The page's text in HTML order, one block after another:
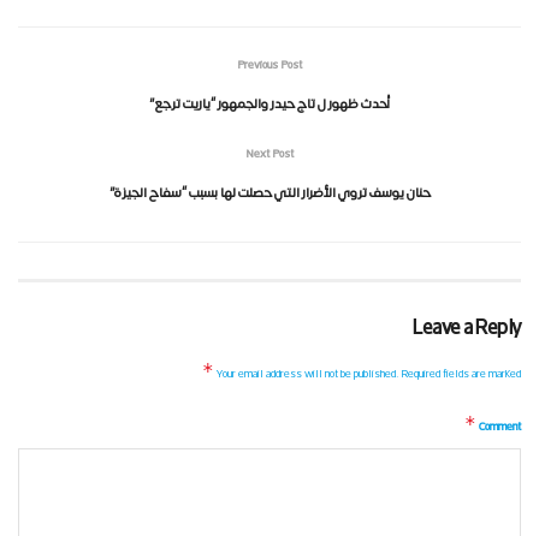
Previous Post
أحدث ظهور ل تاج حيدر والجمهور “ياريت ترجع”
Next Post
حنان يوسف تروي الأضرار التي حصلت لها بسبب “سفاح الجيزة”
Leave a Reply
Your email address will not be published.Required fields are marked
*
Comment
*